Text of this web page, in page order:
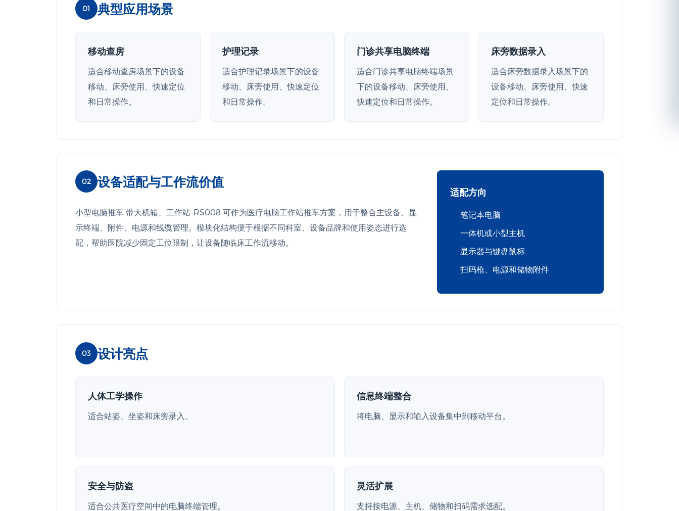
01 典型应用场景
移动查房
适合移动查房场景下的设备
移动、床旁使用、快速定位
和日常操作。
护理记录
适合护理记录场景下的设备
移动、床旁使用、快速定位
和日常操作。
门诊共享电脑终端
适合门诊共享电脑终端场景
下的设备移动、床旁使用、
快速定位和日常操作。
床旁数据录入
适合床旁数据录入场景下的
设备移动、床旁使用、快速
定位和日常操作。
02 设备适配与工作流价值
小型电脑推车 带大机箱、工作站-RS008 可作为医疗电脑工作站推车方案，用于整合主设备、显
示终端、附件、电源和线缆管理。模块化结构便于根据不同科室、设备品牌和使用姿态进行选
配，帮助医院减少固定工位限制，让设备随临床工作流移动。
适配方向
笔记本电脑
一体机或小型主机
显示器与键盘鼠标
扫码枪、电源和储物附件
03 设计亮点
人体工学操作
适合站姿、坐姿和床旁录入。
信息终端整合
将电脑、显示和输入设备集中到移动平台。
安全与防盗
适合公共医疗空间中的电脑终端管理。
灵活扩展
支持按电源、主机、储物和扫码需求选配。